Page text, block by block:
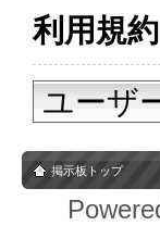
利用規約
ユーザ
掲示板トップ